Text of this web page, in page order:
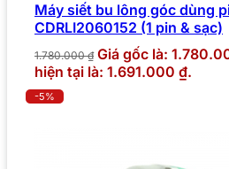
Máy siết bu lông góc dùng
CDRLI2060152 (1 pin & sạc)
1.780.000₫ Giá gốc là:
hiện tại là: 1.691.000 ₫.
-5%